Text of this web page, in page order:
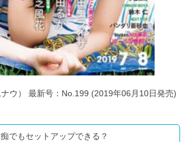
ウ） 最新号：No.199 (2019年06月10日発売)
でもセットアップできる？